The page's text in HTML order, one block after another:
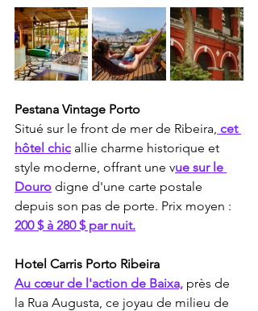
Pestana Vintage Porto
Situé sur le front de mer de Ribeira, cet
hôtel chic allie charme historique et
style moderne, offrant une vue sur le
Douro digne d'une carte postale
depuis son pas de porte. Prix moyen :
200 $ à 280 $ par nuit.
Hotel Carris Porto Ribeira
Au cœur de l'action de Baixa, près de
la Rua Augusta, ce joyau de milieu de